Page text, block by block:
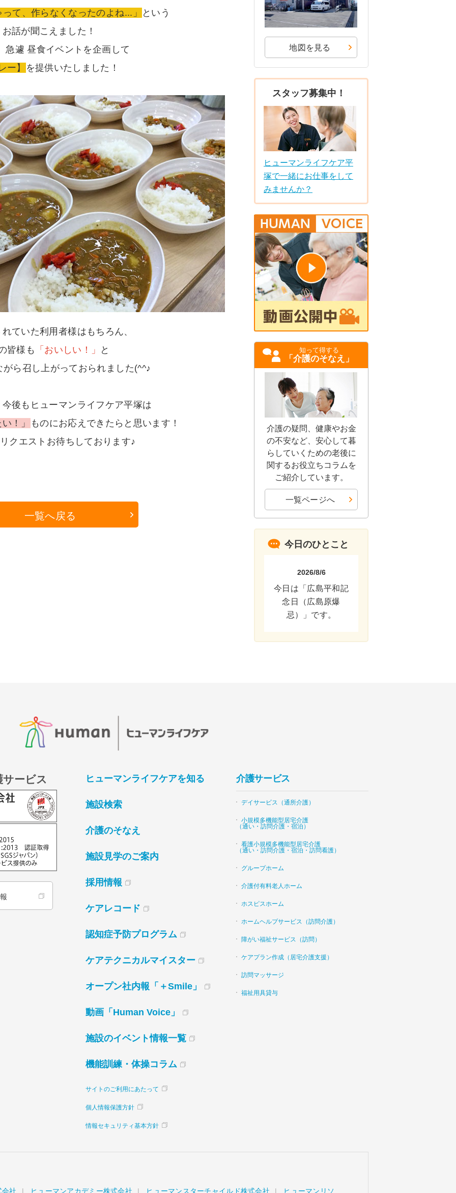
て、作らなくなったのよね...」
という
お話が聞こえました！
急遽 昼食イベントを企画して
ー】
を提供いたしました！
ていた利用者様はもちろん、
皆様も
「おいしい！」
と
がら召し上がっておられました(^^♪
後もヒューマンライフケア平塚は
！」
ものにお応えできたらと思います！
クエストお待ちしております♪
一覧へ戻る
地図を見る
スタッフ募集中！
ヒューマンライフケア平
塚で一緒にお仕事をして
みませんか？
知って得する
「介護のそなえ」
介護の疑問、健康やお金
の不安など、安心して暮
らしていくための老後に
関するお役立ちコラムを
ご紹介しています。
一覧ページへ
今日のひとこと
2026/8/6
今日は「広島平和記
念日（広島原爆
忌）」です。
ービス ヒューマンライフケアを知る
施設検索
介護のそなえ
施設見学のご案内
採用情報
ケアレコード
認知症予防プログラム
ケアテクニカルマイスター
オープン社内報「＋Smile」
動画「Human Voice」
施設のイベント情報一覧
機能訓練・体操コラム
サイトのご利用にあたって
個人情報保護方針
情報セキュリティ基本方針
介護サービス
デイサービス（通所介護）
小規模多機能型居宅介護
（通い・訪問介護・宿泊）
看護小規模多機能型居宅介護
（通い・訪問介護・宿泊・訪問看護）
グループホーム
介護付有料老人ホーム
ホスピスホーム
ホームヘルプサービス（訪問介護）
障がい福祉サービス（訪問）
ケアプラン作成（居宅介護支援）
訪問マッサージ
福祉用具貸与
社 ヒューマンアカデミー株式会社 ヒューマンスターチャイルド株式会社 ヒューマンリソ